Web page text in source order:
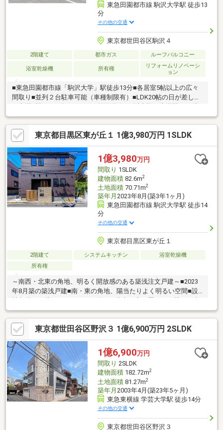
東急田園都市線 駒沢大学駅 徒歩13
分
その他の交通
東京都世田谷区駒沢４
2階建て 都市ガス ルーフバルコニー
浴室乾燥機 所有権
リフォームリノベーシ
ョン
■東急田園都市線「駒沢大学」駅徒歩13分■各居室5帖以上の広々
間取り■並列２台駐車可能（車種制限有）■LDK20帖の日が差し込
谷駅まで約7分で行くことができ都心へのアクセスもいい物件で
す。
東京都目黒区東が丘１ 1億3,980万円 1SLDK
1億3,980万円
間取り 1SLDK
建物面積82.6m2
土地面積70.71m2
築年月 2023年8月(築3年1ヶ月)
東急田園都市線 駒沢大学駅 徒歩14
分
その他の交通
東京都目黒区東が丘１
2階建て システムキッチン
浴室乾燥機
所有権
～南西・北東の角地、明るく開放感のある築浅注文戸建～■2023
年8月築の築浅戸建■南・東の角地、陽当たりよく明るい空間■設
斎スペースを設置、LDには特注カウンターを3台設置など～■長期
優良住宅認定取得住戸■1・2階どちらも四方すべてに開口部あり■
閑静かつ充実した住環境の「東が丘」■田園都市線「駒沢大学」
駅徒歩14分、東横線「都立大学」駅までも徒歩圏内■区立小学
校・中学校まで徒歩10分圏内■駒沢公園までも徒歩圏内
東京都世田谷区野沢３ 1億6,900万円 2SLDK
1億6,900万円
間取り 2SLDK
建物面積182.72m2
土地面積81.27m2
築年月 2003年4月(築23年5ヶ月)
東急東横線 学芸大学駅 徒歩14分
その他の交通
東京都世田谷区野沢３